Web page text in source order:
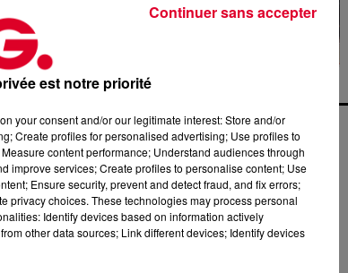
est notre priorité
your consent and/or our legitimate interest: Store and/or
Create profiles for personalised advertising; Use profiles to
content performance; Understand audiences through
improve services; Create profiles to personalise content; Use
Ensure security, prevent and detect fraud, and fix errors;
privacy choices. These technologies may process personal
Identify devices based on information actively
other data sources; Link different devices; Identify devices
Continuer sans accepter